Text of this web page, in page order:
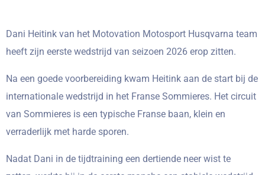
Dani Heitink van het Motovation Motosport Husqvarna team
heeft zijn eerste wedstrijd van seizoen 2026 erop zitten.
Na een goede voorbereiding kwam Heitink aan de start bij de
internationale wedstrijd in het Franse Sommieres. Het circuit
van Sommieres is een typische Franse baan, klein en
verraderlijk met harde sporen.
Nadat Dani in de tijdtraining een dertiende neer wist te